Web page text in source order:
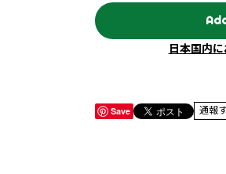
日本国内
Save 通報